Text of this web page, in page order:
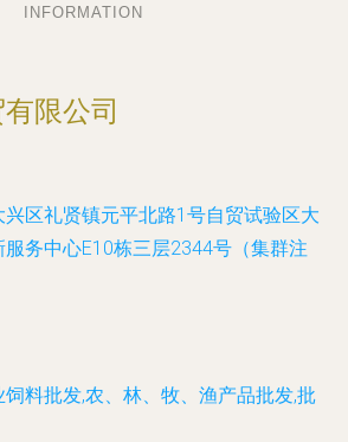
INFORMATION
限公司
兴区礼贤镇元平北路1号自贸试验区大
务中心E10栋三层2344号（集群注
饲料批发,农、林、牧、渔产品批发,批